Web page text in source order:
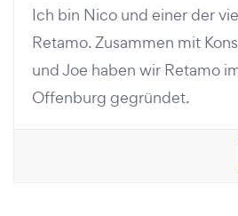
Ich bin Nico und einer der
Retamo. Zusammen mit
und Joe haben wir Retamo
Offenburg gegründet.